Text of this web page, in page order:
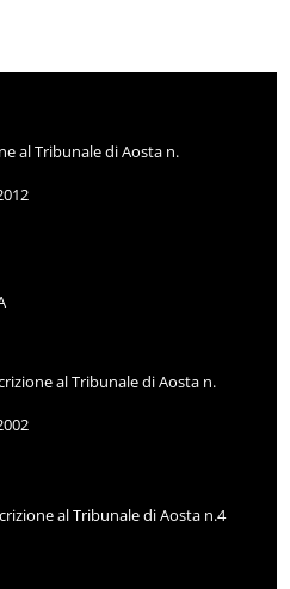
al Tribunale di Aosta n.
al Tribunale di Aosta n.
al Tribunale di Aosta n.4